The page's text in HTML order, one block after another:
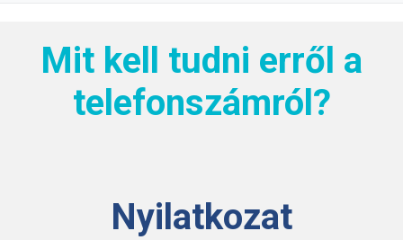
Mit kell tudni erről a
telefonszámról?
Nyilatkozat